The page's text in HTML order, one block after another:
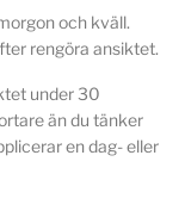
och kväll.
rengöra ansiktet.
under 30
än du tänker
en dag- eller